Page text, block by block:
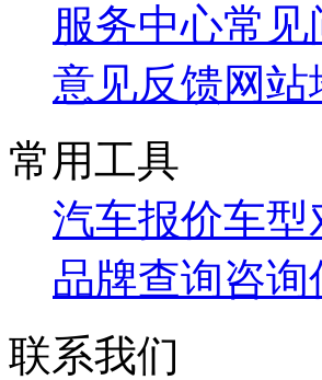
服务中心常见
意见反馈网站
常用工具
汽车报价车型
品牌查询咨询
联系我们